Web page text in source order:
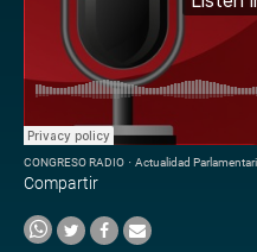
CONGRESO RADIO · Actualidad
Compartir